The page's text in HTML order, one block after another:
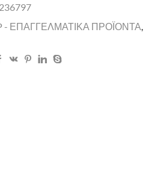
- ΕΠΑΓΓΕΛΜΑΤΙΚΑ ΠΡΟΪΟΝΤΑ